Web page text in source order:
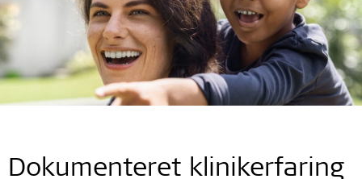
Dokumenteret klinikerfaring